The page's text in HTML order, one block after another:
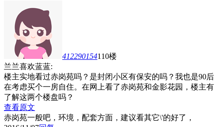
412290154110楼
兰兰喜欢蓝蓝:
楼主实地看过赤岗苑吗？是封闭小区有保安的吗？我也是90后
在考虑买个一房自住。在网上看了赤岗苑和金影花园，楼主有
了解这两个楼盘吗？
查看原文
赤岗苑一般吧，环境，配套方面，建议看其它\'的好了，